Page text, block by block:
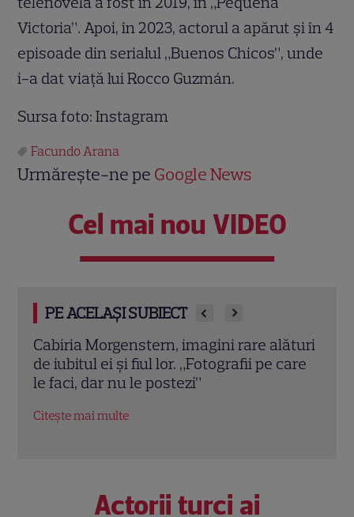
Victoria”. Apoi, în 2023, actorul a apărut și în 4
episoade din serialul „Buenos Chicos”, unde
i-a dat viață lui Rocco Guzmán.
Sursa foto: Instagram
Facundo Arana
Urmărește-ne pe Google News
Cel mai nou VIDEO
PE ACELAȘI SUBIECT
Ana Bodea, declarații rare despre iubirea
cu Valentin Butnaru: „Mă ține pe linia de
plutire când lucrurile devin dificile”
Citește mai multe
Actorii turci ai